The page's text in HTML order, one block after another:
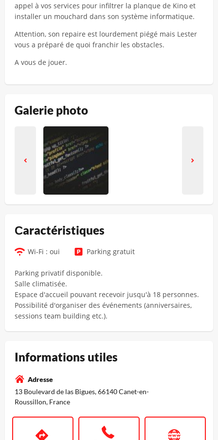
appel à vos services pour infiltrer la planque de Kino et
installer un mouchard dans son système informatique.
Attention, son repaire est lourdement piégé mais Lester
vous a préparé de quoi franchir les obstacles.
A vous de jouer.
Galerie photo
Сaractéristiques
Wi-Fi : oui Parking gratuit
Parking privatif disponible.
Salle climatisée.
Espace d'accueil pouvant recevoir jusqu'à 18 personnes.
Possibilité d'organiser des événements (anniversaires,
sessions team building etc.).
Informations utiles
Adresse
13 Boulevard de las Bigues, 66140 Canet-en-
Roussillon, France